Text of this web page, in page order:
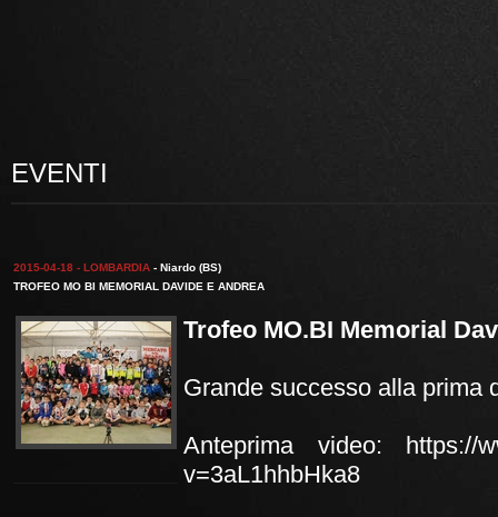
EVENTI
2015-04-18 - LOMBARDIA - Niardo (BS)
TROFEO MO BI MEMORIAL DAVIDE E ANDREA
Trofeo MO.BI Memorial
Grande successo alla prima
Anteprima video: https://
v=3aL1hhbHka8